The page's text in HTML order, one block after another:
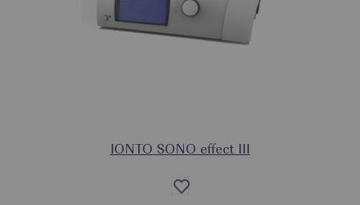
IONTO SONO effect III
Auf
die